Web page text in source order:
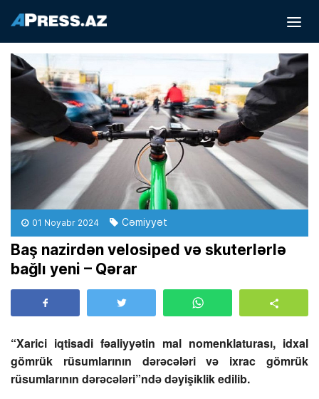
01 Noyabr 2024 Cəmiyyət
Baş nazirdən velosiped və skuterlərlə
bağlı yeni – Qərar
“Xarici iqtisadi fəaliyyətin mal nomenklaturası, idxal
gömrük rüsumlarının dərəcələri və ixrac gömrük
rüsumlarının dərəcələri”ndə dəyişiklik edilib.